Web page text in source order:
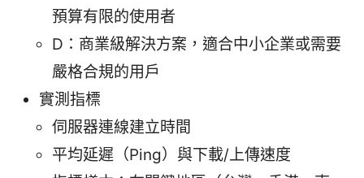
預算有限的使用者
D：商業級解決方案，適合中小企業或需要
嚴格合規的用戶
實測指標
伺服器連線建立時間
平均延遲（Ping）與下載/上傳速度